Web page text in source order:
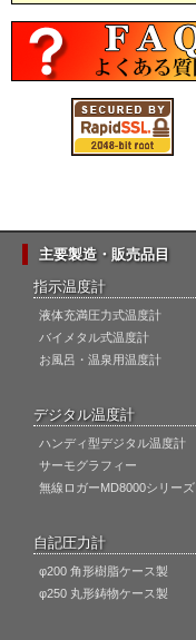
主要製造・販売品目
指示温度計
液体充満圧力式温度計
バイメタル式温度計
お風呂・温泉用温度計
デジタル温度計
ハンディ型デジタル温度計
サーモグラフィー
無線ロガーMD8000シリーズ
自記圧力計
φ200 角形樹脂ケース製
φ250 丸形鋳物ケース製